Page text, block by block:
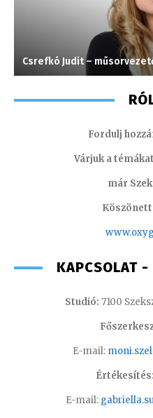
Csrefkó Judit –
Fordulj
Várjuk a
már
KAPCSOLAT -
Studió: 7100
E-mail:
Értékesítés:
E-mail: